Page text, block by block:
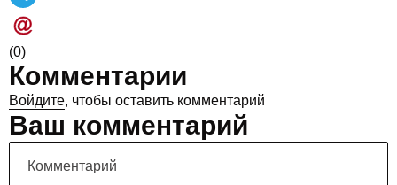
(0)
Комментарии
Войдите, чтобы оставить комментарий
Ваш комментарий